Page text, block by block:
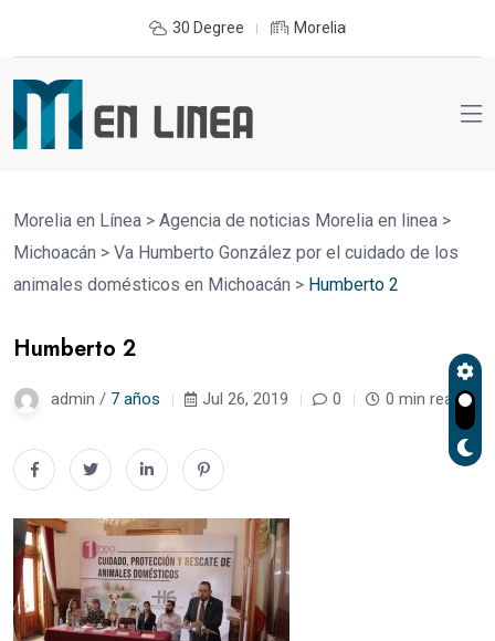
30 Degree Morelia
Morelia en Línea > Agencia de noticias Morelia en linea >
Michoacán > Va Humberto González por el cuidado de los
animales domésticos en Michoacán > Humberto 2
Humberto 2
admin / 7 años Jul 26, 2019 0 0 min read